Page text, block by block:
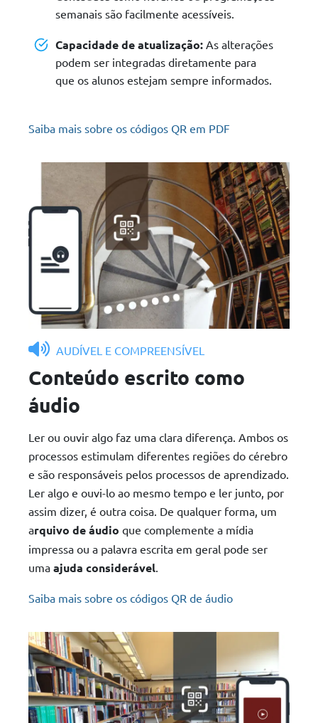
semanais são facilmente acessíveis.
Capacidade de atualização: As alterações
podem ser integradas diretamente para
que os alunos estejam sempre informados.
Saiba mais sobre os códigos QR em PDF
AUDÍVEL E COMPREENSÍVEL
Conteúdo escrito como
áudio
Ler ou ouvir algo faz uma clara diferença. Ambos os
processos estimulam diferentes regiões do cérebro
e são responsáveis pelos processos de aprendizado.
Ler algo e ouvi-lo ao mesmo tempo e ler junto, por
assim dizer, é outra coisa. De qualquer forma, um
arquivo de áudio que complemente a mídia
impressa ou a palavra escrita em geral pode ser
uma ajuda considerável
Saiba mais sobre os códigos QR de áudio